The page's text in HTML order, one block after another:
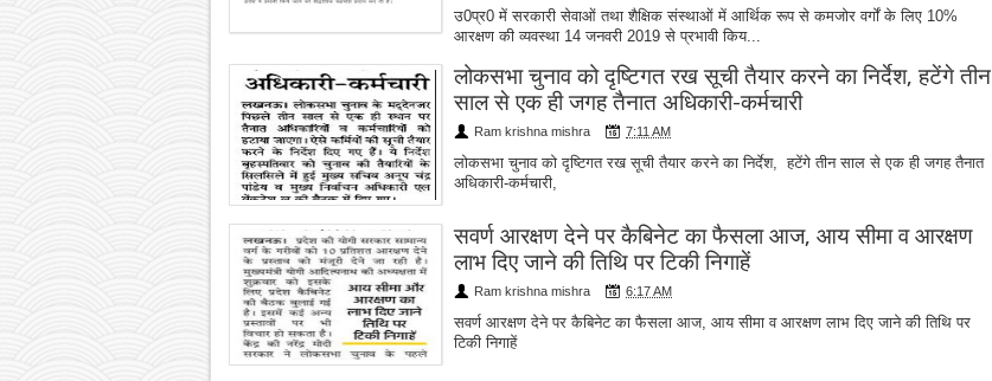
उ0प्र0 में सरकारी सेवाओं तथा शैक्षिक संस्थाओं में आर्थिक रूप से कमजोर वर्गों के लिए 10%
आरक्षण की व्यवस्था 14 जनवरी 2019 से प्रभावी किय...
लोकसभा चुनाव को दृष्टिगत रख सूची तैयार करने का निर्देश, हटेंगे तीन
साल से एक ही जगह तैनात अधिकारी-कर्मचारी
Ram krishna mishra 7:11 AM
लोकसभा चुनाव को दृष्टिगत रख सूची तैयार करने का निर्देश, हटेंगे तीन साल से एक ही जगह तैनात
अधिकारी-कर्मचारी,
सवर्ण आरक्षण देने पर कैबिनेट का फैसला आज, आय सीमा व आरक्षण
लाभ दिए जाने की तिथि पर टिकी निगाहें
Ram krishna mishra 6:17 AM
सवर्ण आरक्षण देने पर कैबिनेट का फैसला आज, आय सीमा व आरक्षण लाभ दिए जाने की तिथि पर
टिकी निगाहें